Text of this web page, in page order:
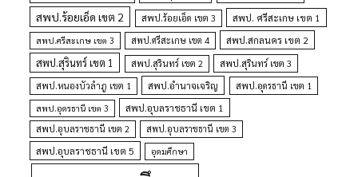
สพป.ร้อยเอ็ด เขต 2 สพป.ร้อยเอ็ด เขต 3 สพป. ศรีสะเกษ เขต 1
สพป.ศรีสะเกษ เขต 3 สพป.ศรีสะเกษ เขต 4 สพป.สกลนคร เขต 2
สพป.สุรินทร์ เขต 1 สพป.สุรินทร์ เขต 2
สพป.สุรินทร์ เขต 3
สพป.หนองบัวลำภู เขต 1
สพป.อำนาจเจริญ
สพป.อุดรธานี เขต 1
สพป.อุดรธานี เขต 3
สพป.อุบลราชธานี เขต 1
สพป.อุบลราชธานี เขต 2 สพป.อุบลราชธานี เขต 3
สพป.อุบลราชธานี เขต 5 อุดมศึกษา